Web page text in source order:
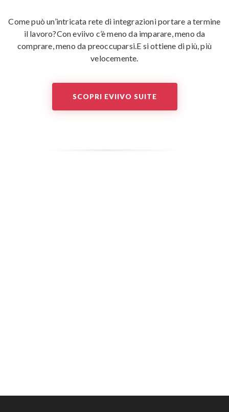
Come può un’intricata rete di integrazioni portare a termine
il lavoro?Con eviivo c’è meno da imparare, meno da
comprare, meno da preoccuparsi.E si ottiene di più, più
velocemente.
SCOPRI EVIIVO SUITE